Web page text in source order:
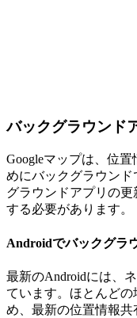
バックグラウンド
Googleマップは、位
めにバックグラウン
グラウンドアプリの
する必要があります。
Androidでバックグラ
最新のAndroidには、
ています。ほとんど
め、最新の位置情報